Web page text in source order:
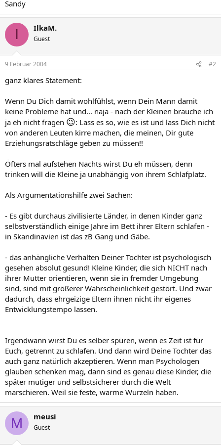
Sandy
I IlkaM.
Guest
9 Februar 2004 #2
ganz klares Statement:
Wenn Du Dich damit wohlfühlst, wenn Dein Mann damit
keine Probleme hat und... naja - nach der Kleinen brauche ich
ja eh nicht fragen 😉: Lass es so, wie es ist und lass Dich nicht
von anderen Leuten kirre machen, die meinen, Dir gute
Erziehungsratschläge geben zu müssen!!
Öfters mal aufstehen Nachts wirst Du eh müssen, denn
trinken will die Kleine ja unabhängig von ihrem Schlafplatz.
Als Argumentationshilfe zwei Sachen:
- Es gibt durchaus zivilisierte Länder, in denen Kinder ganz
selbstverständlich einige Jahre im Bett ihrer Eltern schlafen -
in Skandinavien ist das zB Gang und Gäbe.
- das anhängliche Verhalten Deiner Tochter ist psychologisch
gesehen absolut gesund! Kleine Kinder, die sich NICHT nach
ihrer Mutter orientieren, wenn sie in fremder Umgebung
sind, sind mit größerer Wahrscheinlichkeit gestört. Und zwar
dadurch, dass ehrgeizige Eltern ihnen nicht ihr eigenes
Entwicklungstempo lassen.
Irgendwann wirst Du es selber spüren, wenn es Zeit ist für
Euch, getrennt zu schlafen. Und dann wird Deine Tochter das
auch ganz natürlich akzeptieren. Wenn man Psychologen
glauben schenken mag, dann sind es genau diese Kinder, die
später mutiger und selbstsicherer durch die Welt
marschieren. Weil sie feste, warme Wurzeln haben.
M meusi
Guest